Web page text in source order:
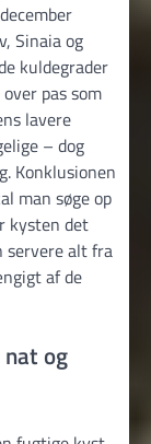
Sinaia og
kuldegrader
pas som
lavere
– dog
Konklusionen
man søge op
kysten det
servere alt fra
af de
og